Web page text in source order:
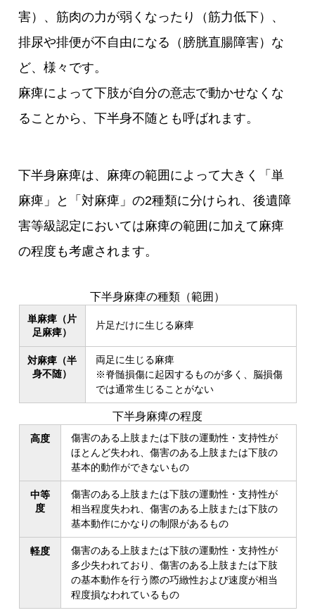
害）、筋肉の力が弱くなったり（筋力低下）、
排尿や排便が不自由になる（膀胱直腸障害）な
ど、様々です。
麻痺によって下肢が自分の意志で動かせなくな
ることから、下半身不随とも呼ばれます。
下半身麻痺は、麻痺の範囲によって大きく「単
麻痺」と「対麻痺」の2種類に分けられ、後遺障
害等級認定においては麻痺の範囲に加えて麻痺
の程度も考慮されます。
下半身麻痺の種類（範囲）
単麻痺（片
足麻痺）
片足だけに生じる麻痺
対麻痺（半
身不随）
両足に生じる麻痺
※脊髄損傷に起因するものが多く、脳損傷
では通常生じることがない
下半身麻痺の程度
高度
傷害のある上肢または下肢の運動性・支持性が
ほとんど失われ、傷害のある上肢または下肢の
基本的動作ができないもの
中等
度
傷害のある上肢または下肢の運動性・支持性が
相当程度失われ、傷害のある上肢または下肢の
基本動作にかなりの制限があるもの
軽度
傷害のある上肢または下肢の運動性・支持性が
多少失われており、傷害のある上肢または下肢
の基本動作を行う際の巧緻性および速度が相当
程度損なわれているもの